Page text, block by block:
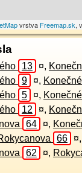
vrstva Freemap.sk,
13 ¤,
9 ¤,
5 ¤,
12 ¤,
64 ¤,
66 ¤,
62 ¤,